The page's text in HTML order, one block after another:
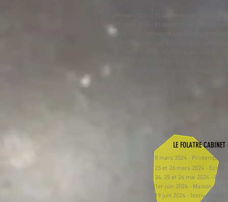
Avril 2024 - résidence aux Zaccros d’ma
LE FOLATRE
8 mars 2024 - Printemps du
25 et 26 mars 2024 - Ecole
24, 25 et 26 mai 2024 -
1er juin 2024 - Maison du
19 juin 2024 - festival Pahin